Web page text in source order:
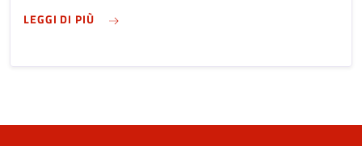
LEGGI DI PIÙSU DOCUMENTI E DATI